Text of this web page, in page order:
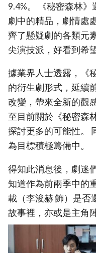
9.4%。 《秘密森林
劇中的精品，劇情處
齊了懸疑劇的各類元
尖演技派，好看到希
據業界人士透露，《
的衍生劇形式，延續
改變，帶來全新的觀
至目前關於《秘密森
探討更多的可能性。
為目標積極籌備中。
得知此消息後，劇迷
知道作為前兩季中的
載（李浚赫 飾）是否
故事裡，亦或是主角